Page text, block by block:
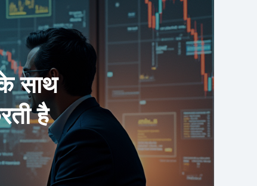
साथ
है